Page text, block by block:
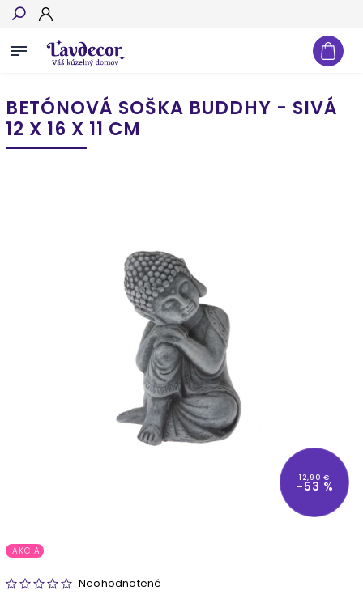
Hľadať
BETÓNOVÁ SOŠKA BUDDHY - SIVÁ
12 X 16 X 11 CM
12,90 €
–53 %
AKCIA
Neohodnotené